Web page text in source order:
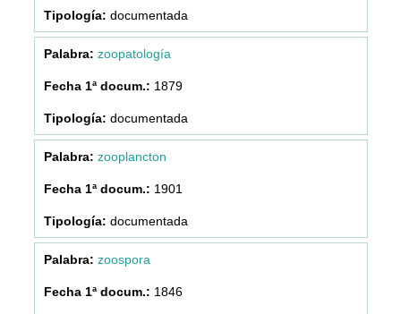
documentada
zoopatología
1879
documentada
zooplancton
1901
documentada
zoospora
1846